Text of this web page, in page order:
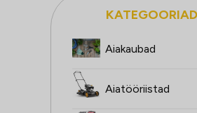
KATEGOORIAD
Aiakaubad
Aiatööriistad